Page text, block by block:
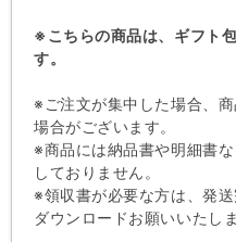
※こちらの商品は、ギフト
す。
※ご注文が集中した場合、
場合がございます。
※商品には納品書や明細書
しておりません。
※領収書が必要な方は、発
ダウンロードお願いいたしま